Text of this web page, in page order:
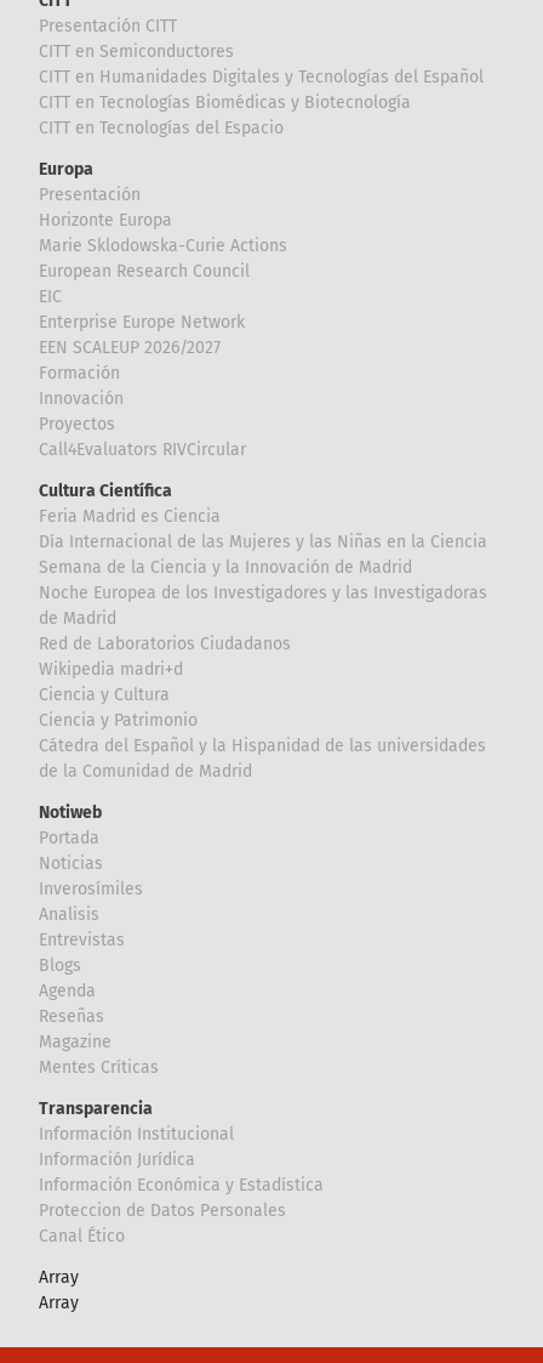
Presentación CITT
CITT en Semiconductores
CITT en Humanidades Digitales y Tecnologías del Español
CITT en Tecnologías Biomédicas y Biotecnología
CITT en Tecnologías del Espacio
Europa
Presentación
Horizonte Europa
Marie Sklodowska-Curie Actions
European Research Council
EIC
Enterprise Europe Network
EEN SCALEUP 2026/2027
Formación
Innovación
Proyectos
Call4Evaluators RIVCircular
Cultura Científica
Feria Madrid es Ciencia
Día Internacional de las Mujeres y las Niñas en la Ciencia
Semana de la Ciencia y la Innovación de Madrid
Noche Europea de los Investigadores y las Investigadoras
de Madrid
Red de Laboratorios Ciudadanos
Wikipedia madri+d
Ciencia y Cultura
Ciencia y Patrimonio
Cátedra del Español y la Hispanidad de las universidades
de la Comunidad de Madrid
Notiweb
Portada
Noticias
Inverosímiles
Analisis
Entrevistas
Blogs
Agenda
Reseñas
Magazine
Mentes Críticas
Transparencia
Información Institucional
Información Jurídica
Información Económica y Estadística
Proteccion de Datos Personales
Canal Ético
Array
Array